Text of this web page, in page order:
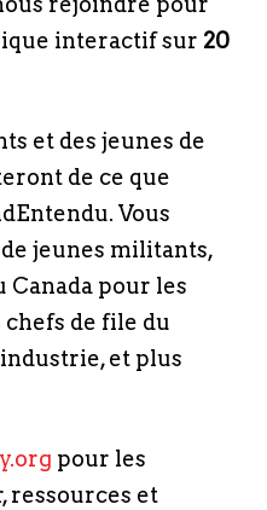
interactif sur 20
et des jeunes de
de ce que
Vous
jeunes militants,
pour les
chefs de file du
et plus
pour les
ressources et